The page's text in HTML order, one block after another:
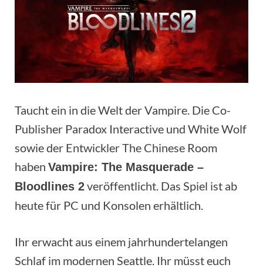
Taucht ein in die Welt der Vampire. Die Co-
Publisher Paradox Interactive und White Wolf
sowie der Entwickler The Chinese Room
haben Vampire: The Masquerade –
Bloodlines 2veröffentlicht. Das Spiel ist ab
heute für PC und Konsolen erhältlich.
Ihr erwacht aus einem jahrhundertelangen
Schlaf im modernen Seattle. Ihr müsst euch